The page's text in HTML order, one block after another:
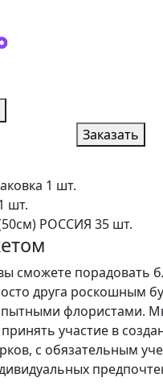
Заказать
1 шт.
шт.
РОССИЯ 35 шт.
сможете порадовать
друга роскошным
флористами.
участие в
с обязательным